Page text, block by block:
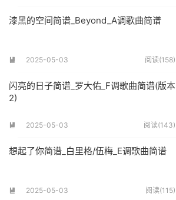
漆黑的空间简谱_Beyond_A调歌曲简谱
 2025-05-03 阅读(158)
闪亮的日子简谱_罗大佑_F调歌曲简谱(版本
2)
 2025-05-03 阅读(143)
想起了你简谱_白里格/伍梅_E调歌曲简谱
 2025-05-03 阅读(115)